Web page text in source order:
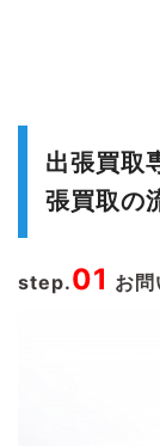
出張買取
張買取の
step.01 お